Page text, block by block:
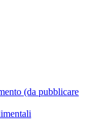
(da pubblicare